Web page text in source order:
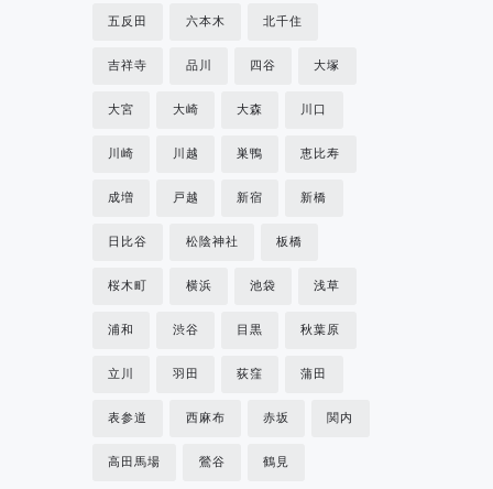
五反田 六本木 北千住
吉祥寺 品川 四谷 大塚
大宮 大崎 大森 川口
川崎 川越 巣鴨 恵比寿
成増 戸越 新宿 新橋
日比谷 松陰神社 板橋
桜木町 横浜 池袋 浅草
浦和 渋谷 目黒 秋葉原
立川 羽田 荻窪 蒲田
表参道 西麻布 赤坂 関内
高田馬場 鶯谷 鶴見